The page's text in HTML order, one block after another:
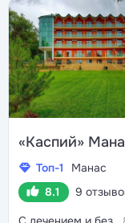
«Каспий»
Топ-1
Манас
8.1
9